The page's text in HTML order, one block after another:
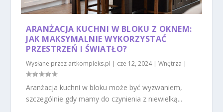
ARANŻACJA KUCHNI W BLOKU Z OKNEM:
JAK MAKSYMALNIE WYKORZYSTAĆ
PRZESTRZEŃ I ŚWIATŁO?
Wysłane przez artkompleks.pl cze 12, 2024|Wnętrza
Aranżacja kuchni w bloku może być wyzwaniem,
szczególnie gdy mamy do czynienia z niewielką...